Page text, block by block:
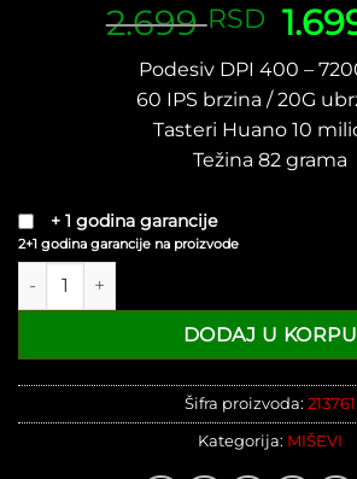
2.699RSD
cena
je
bila:
2.699
Podesiv DPI 400 –
60 IPS brzina / 20G
Tasteri Huano 10
Težina 82 grama
+ 1 godina garancije
2+1 godina garancije na proizvode
Gejmerski miš Fantech VX9S Kanata
DODAJ U KORPU
Šifra proizvoda: 213761
Kategorija: MIŠEVI